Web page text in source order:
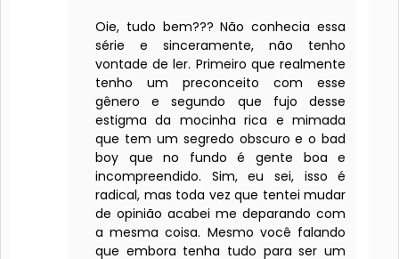
Oie, tudo bem??? Não conhecia essa
série e sinceramente, não tenho
vontade de ler. Primeiro que realmente
tenho um preconceito com esse
gênero e segundo que fujo desse
estigma da mocinha rica e mimada
que tem um segredo obscuro e o bad
boy que no fundo é gente boa e
incompreendido. Sim, eu sei, isso é
radical, mas toda vez que tentei mudar
de opinião acabei me deparando com
a mesma coisa. Mesmo você falando
que embora tenha tudo para ser um